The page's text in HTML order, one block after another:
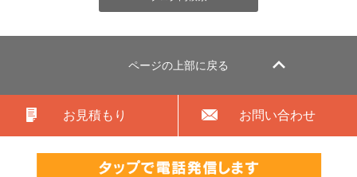
ページの上部に戻る
お見積もり お問い合わせ